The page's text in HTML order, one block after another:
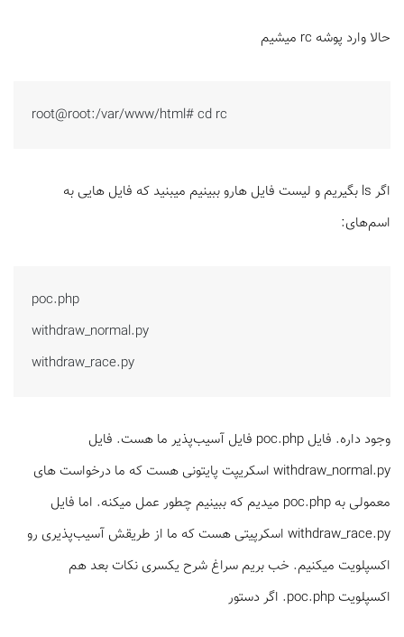
حالا وارد پوشه rc میشیم
root@root:/var/www/html# cd rc
اگر ls بگیریم و لیست فایل هارو ببینیم میبنید که فایل هایی به
اسم‌های:
poc.php
withdraw_normal.py
withdraw_race.py
وجود داره. فایل poc.php فایل آسیب‌پذیر ما هست. فایل
withdraw_normal.py اسکریپت پایتونی هست که ما درخواست های
معمولی به poc.php میدیم که ببینیم چطور عمل میکنه. اما فایل
withdraw_race.py اسکرپیتی هست که ما از طریقش آسیب‌پذیری رو
اکسپلویت میکنیم. خب بریم سراغ شرح یکسری نکات بعد هم
اکسپلویت poc.php. اگر دستور